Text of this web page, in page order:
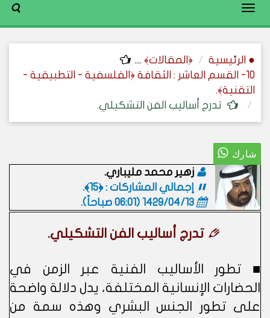
Toggle
● الرئيسية ﴿المقالات﴾ ....
10- القسم العاشر : الثقافة ﴿الفلسفية - التطبيقية -
التقنية﴾.
تدرج أساليب الفن التشكيلي.
زهير محمد مليباري.
إجمالي المشاركات : ﴿15﴾.
1429/04/13 (06:01 صباحاً)
.
تدرج أساليب الفن التشكيلي.
■ تطور الأساليب الفنية عبر الزمن في
الحضارات الإنسانية المختلفة، يدل دلالة واضحة
على تطور الجنس البشري وهذه سمة من